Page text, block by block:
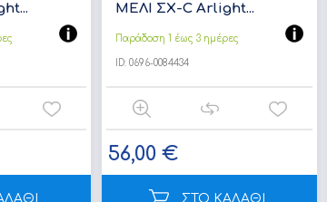
ΜΕΛΙ ΣΧ-C Arlight...
Παράδοση 1 έως 3 ημέρες
ID: 0696-0084434
56,00 €
ΣΤΟ ΚΑΛΑΘΙ